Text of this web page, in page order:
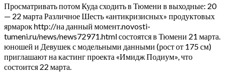
Просматривать потом Куда сходить в Тюмени в выходные: 20
— 22 марта Различное Шесть «антикризисных» продуктовых
ярмарок http://на данный момент.novosti-
tumeni.ru/news/news72971.html состоятся в Тюмени 21 марта.
юношей и Девушек с модельными данными (рост от 175 см)
приглашают на кастинг проекта «Имидж Подиум», что
состоится 22 марта.